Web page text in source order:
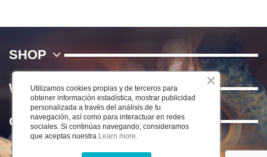
SHOP
WE
Contact us
Utilizamos cookies propias y de terceros para
obtener información estadística, mostrar publicidad
personalizada a través del análisis de tu
navegación, así como para interactuar en redes
sociales. Si continúas navegando, consideramos
que aceptas nuestra Learn more.